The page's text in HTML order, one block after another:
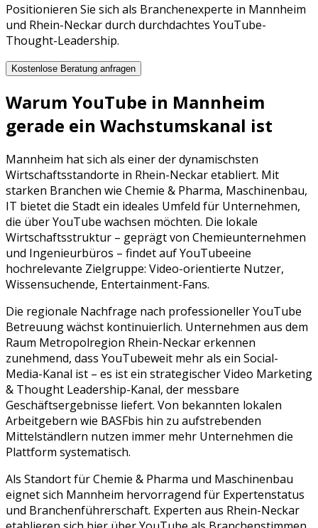
Positionieren Sie sich als Branchenexperte in Mannheim
und Rhein-Neckar durch durchdachtes YouTube-
Thought-Leadership.
Kostenlose Beratung anfragen
Warum YouTube in Mannheim
gerade ein Wachstumskanal ist
Mannheim hat sich als einer der dynamischsten
Wirtschaftsstandorte in Rhein-Neckaretabliert. Mit
starken Branchen wie Chemie & Pharma, Maschinenbau,
IT bietet die Stadt ein ideales Umfeld für Unternehmen,
die überYouTube wachsen möchten. Die lokale
Wirtschaftsstruktur – geprägt von Chemieunternehmen
und Ingenieurbüros – findet aufYouTubeeine
hochrelevante Zielgruppe: Video-orientierte Nutzer,
Wissensuchende, Entertainment-Fans.
Die regionale Nachfrage nach professionellerYouTube
Betreuungwächst kontinuierlich. Unternehmen aus dem
Raum Metropolregion Rhein-Neckarerkennen
zunehmend, dass YouTubeweit mehr als ein Social-
Media-Kanal ist – es ist ein strategischerVideo Marketing
& Thought Leadership-Kanal, der messbare
Geschäftsergebnisse liefert. Von bekannten lokalen
Arbeitgebern wie BASFbis hin zu aufstrebenden
Mittelständlern nutzen immer mehr Unternehmen die
Plattform systematisch.
Als Standort für Chemie & Pharma und Maschinenbau
eignet sich Mannheim hervorragend für Expertenstatus
und Branchenführerschaft. Experten aus Rhein-Neckar